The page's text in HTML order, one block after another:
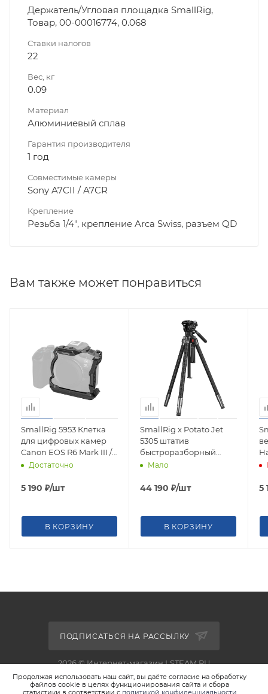
Продолжая использовать наш сайт, вы даёте согласие на обработку
файлов cookie в целях функционирования сайта и сбора
статистики в соответствии с политикой конфиденциальности
Держатель/Угловая площадка SmallRig,
Товар, 00-00016774, 0.068
Ставки налогов
22
Вес, кг
0.09
Материал
Алюминиевый сплав
Гарантия производителя
1 год
Совместимые камеры
Sony A7CII / A7CR
Крепление
Резьба 1/4", крепление Arca Swiss, разъем QD
Вам также может понравиться
SmallRig 5953 Клетка
для цифровых камер
Canon EOS R6 Mark III /
R6 Mark II / R5 Mark II
Достаточно
5 190 ₽/шт
В КОРЗИНУ
SmallRig x Potato Jet
5305 штатив
быстроразборный
TRIBEX алюминиевый
Мало
44 190 ₽/шт
В КОРЗИНУ
5
ПОДПИСАТЬСЯ НА РАССЫЛКУ
2026 © Интернет-магазин LSTEAM.RU